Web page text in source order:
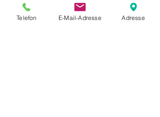
Mo.-Do.:
08:00–12:00
Telefon E-Mail-Adresse Adresse